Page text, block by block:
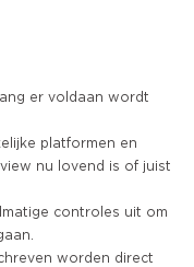
er voldaan wordt
platformen en
nu lovend is of juist
controles uit om
worden direct